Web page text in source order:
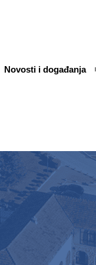
Novosti i događanja